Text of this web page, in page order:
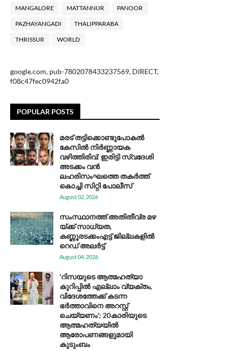
MANGALORE MATTANNUR PANOOR
PAZHAYANGADI THALIPPARABA
THRISSUR WORLD
google.com, pub-7802078433237569, DIRECT,
f08c47fec0942fa0
POPULAR POSTS
മരട് തട്ടിക്കൊണ്ടുപോകൽ
കേസിൽ നിർണ്ണായക
വഴിത്തിരിവ്: ഇരിട്ടി സ്വദേശി
അടക്കം വൻ
ലഹരിസംഘത്തെ തകർത്ത്
കൊച്ചി സിറ്റി പോലീസ്
August 02, 2026
സം​സ്ഥാ​ന​ത്ത് അ​തി​തീ​വ്ര മ​ഴ​
യ്ക്ക് സാ​ധ്യ​ത,
കണ്ണൂരടക്കംഎ​ട്ട് ജി​ല്ല​ക​ളി​ൽ
റെ​ഡ് അ​ലർ​ട്ട്
August 04, 2026
'റിസയുടെ ആത്മഹത്യാ
കുറിപ്പിൽ എല്ലാം വ്യക്തം,
വിദേശത്തേക്ക് കടന്ന
ഭർത്താവിനെ അറസ്റ്റ്
ചെയ്യണം'; 20കാരിയുടെ
ആത്മഹത്യയിൽ
ആരോപണങ്ങളുമായി
കുടുംബം